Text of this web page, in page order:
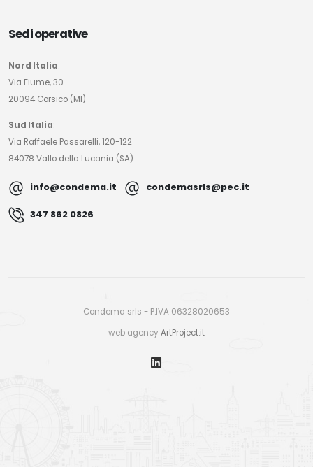
Sedi operative
Nord Italia:
Via Fiume, 30
20094 Corsico (MI)
Sud Italia:
Via Raffaele Passarelli, 120-122
84078 Vallo della Lucania (SA)
info@condema.it condemasrls@pec.it
347 862 0826
Condema srls - P.IVA 06328020653
web agency ArtProject.it